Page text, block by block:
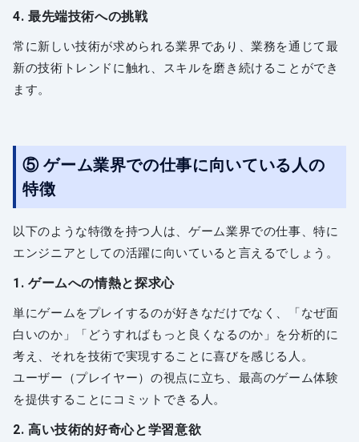
4. 最先端技術への挑戦
常に新しい技術が求められる業界であり、業務を通じて最
新の技術トレンドに触れ、スキルを磨き続けることができ
ます。
⑤ ゲーム業界での仕事に向いている人の
特徴
以下のような特徴を持つ人は、ゲーム業界での仕事、特に
エンジニアとしての活躍に向いていると言えるでしょう。
1. ゲームへの情熱と探求心
単にゲームをプレイするのが好きなだけでなく、「なぜ面
白いのか」「どうすればもっと良くなるのか」を分析的に
考え、それを技術で実現することに喜びを感じる人。
ユーザー（プレイヤー）の視点に立ち、最高のゲーム体験
を提供することにコミットできる人。
2. 高い技術的好奇心と学習意欲